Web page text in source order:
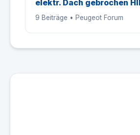
elektr. Dach gebrochen
9 Beiträge • Peugeot Forum